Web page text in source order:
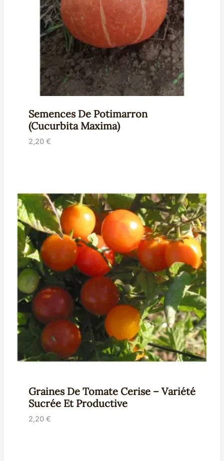
Semences De Potimarron
(Cucurbita Maxima)
2,20 €
Graines De Tomate Cerise – Variété
Sucrée Et Productive
2,20 €